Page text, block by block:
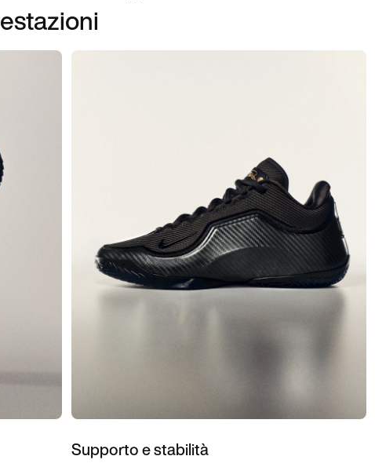
Supporto e stabilità